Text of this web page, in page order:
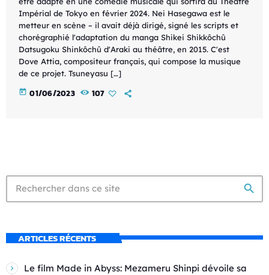
Impérial de Tokyo en février 2024. Nei Hasegawa est le
metteur en scène – il avait déjà dirigé, signé les scripts et
chorégraphié l'adaptation du manga Shikei Shikkôchû
Datsugoku Shinkôchû d'Araki au théâtre, en 2015. C'est
Dove Attia, compositeur français, qui compose la musique
de ce projet. Tsuneyasu […]
today 01/06/2023 107
search
ARTICLES RÉCENTS
Le film Made in Abyss: Mezameru Shinpi dévoile sa